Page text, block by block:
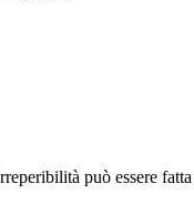
può essere